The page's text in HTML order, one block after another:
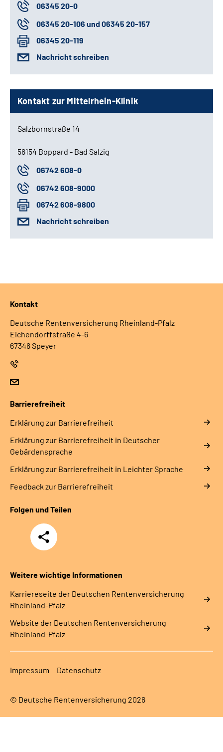
06345 20-0
06345 20-106 und 06345 20-157
06345 20-119
Nachricht schreiben
Kontakt zur Mittelrhein-Klinik
Salzbornstraße 14
56154 Boppard - Bad Salzig
06742 608-0
06742 608-9000
06742 608-9800
Nachricht schreiben
Kontakt
Deutsche Rentenversicherung Rheinland-Pfalz
Eichendorffstraße 4-6
67346 Speyer
Barrierefreiheit
Erklärung zur Barrierefreiheit
Erklärung zur Barrierefreiheit in Deutscher
Gebärdensprache
Erklärung zur Barrierefreiheit in Leichter Sprache
Feedback zur Barrierefreiheit
Folgen und Teilen
Teilen
Weitere wichtige Informationen
Karriereseite der Deutschen Rentenversicherung
Rheinland-Pfalz
Website der Deutschen Rentenversicherung
Rheinland-Pfalz
Impressum Datenschutz
© Deutsche Rentenversicherung 2026